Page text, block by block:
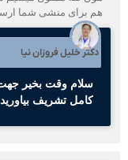
هم برای منشی شما
دکتر خلیل فروزان نیا
سلام وقت بخیر جهت
کامل تشریف